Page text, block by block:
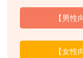
【男性
【女性